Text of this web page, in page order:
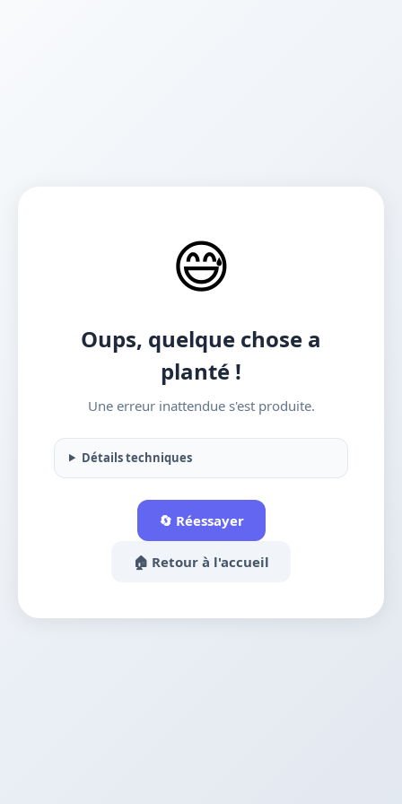
😅
Oups, quelque chose a
planté !
Une erreur inattendue s'est produite.
Détails techniques
🔄 Réessayer
🏠 Retour à l'accueil